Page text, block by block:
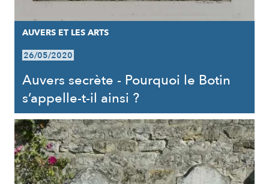
AUVERS ET LES ARTS
26/05/2020
Auvers secrète - Pourquoi le Botin
s’appelle-t-il ainsi ?